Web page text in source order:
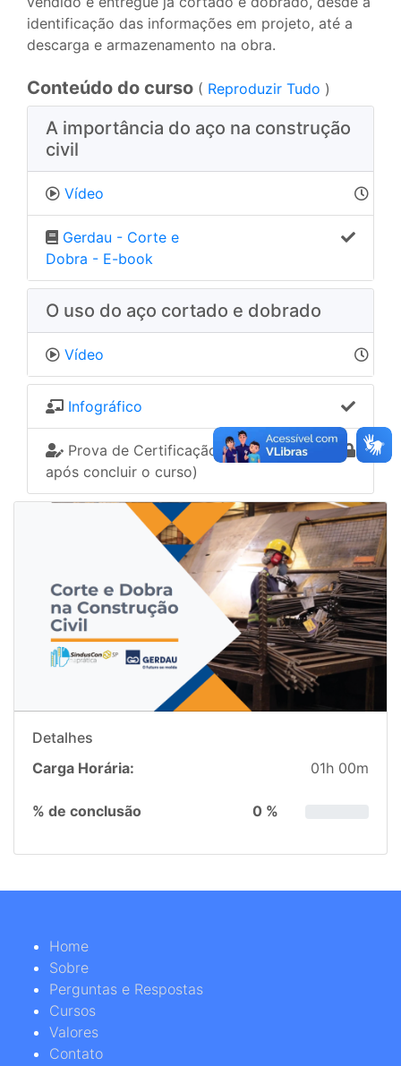
identificação das informações em projeto, até a
descarga e armazenamento na obra.
Conteúdo do curso ( Reproduzir Tudo )
A importância do aço na construção
civil
Vídeo
Gerdau - Corte e
Dobra - E-book
O uso do aço cortado e dobrado
Vídeo
Infográfico
Prova de Certificação (Disponível
após concluir o curso)
Detalhes
Carga Horária:
01h 00m
% de conclusão 0 %
Home
Sobre
Perguntas e Respostas
Cursos
Valores
Contato